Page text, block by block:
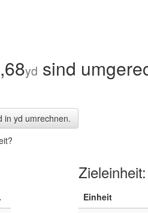
yd sind
in yd umrechnen.
Zieleinheit:
Einheit